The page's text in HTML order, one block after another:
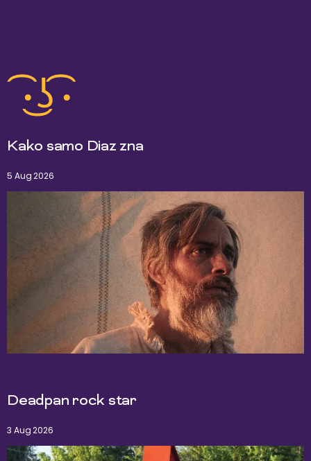
Kako samo Diaz zna
5 Aug 2026
Deadpan rock star
3 Aug 2026